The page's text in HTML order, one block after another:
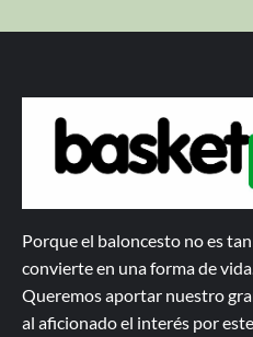
Porque el baloncesto no es
convierte en una forma de
Queremos aportar nuestro
al aficionado el interés por